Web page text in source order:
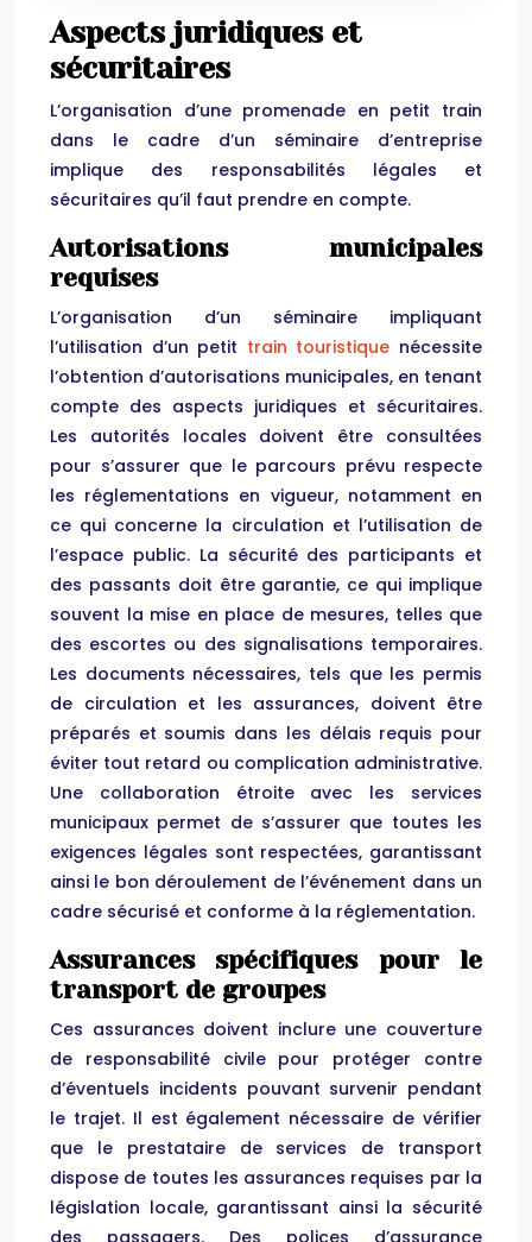
Aspects juridiques et
sécuritaires
L’organisation d’une promenade en petit train
dans le cadre d’un séminaire d’entreprise
implique des responsabilités légales et
sécuritaires qu’il faut prendre en compte.
Autorisations municipales
requises
L’organisation d’un séminaire impliquant
l’utilisation d’un petit train touristique nécessite
l’obtention d’autorisations municipales, en tenant
compte des aspects juridiques et sécuritaires.
Les autorités locales doivent être consultées
pour s’assurer que le parcours prévu respecte
les réglementations en vigueur, notamment en
ce qui concerne la circulation et l’utilisation de
l’espace public. La sécurité des participants et
des passants doit être garantie, ce qui implique
souvent la mise en place de mesures, telles que
des escortes ou des signalisations temporaires.
Les documents nécessaires, tels que les permis
de circulation et les assurances, doivent être
préparés et soumis dans les délais requis pour
éviter tout retard ou complication administrative.
Une collaboration étroite avec les services
municipaux permet de s’assurer que toutes les
exigences légales sont respectées, garantissant
ainsi le bon déroulement de l’événement dans un
cadre sécurisé et conforme à la réglementation.
Assurances spécifiques pour le
transport de groupes
Ces assurances doivent inclure une couverture
de responsabilité civile pour protéger contre
d’éventuels incidents pouvant survenir pendant
le trajet. Il est également nécessaire de vérifier
que le prestataire de services de transport
dispose de toutes les assurances requises par la
législation locale, garantissant ainsi la sécurité
des passagers. Des polices d’assurance